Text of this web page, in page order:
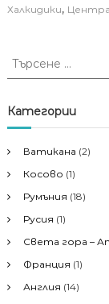
Халкидики,
Т
с
е
е
з
а
Категории
Ватикана (2)
Косово (1)
Румъния (18)
Русия (1)
Света гора –
Франция (1)
Англия (14)